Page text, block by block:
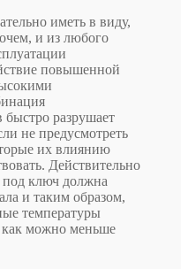
иметь в виду,
и из любого
повышенной
быстро разрушает
не предусмотреть
их влиянию
Действительно
под ключ должна
и таким образом,
температуры
как можно меньше